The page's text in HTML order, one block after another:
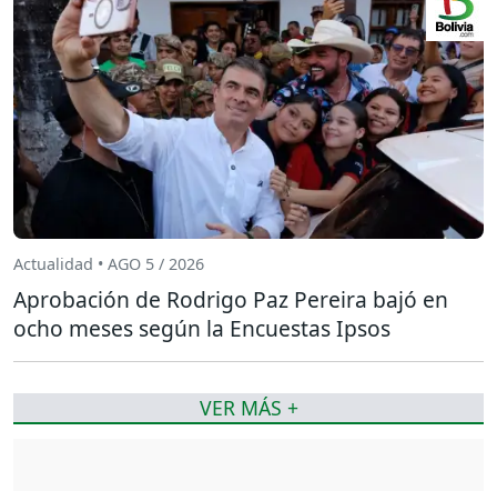
Actualidad • AGO 5 / 2026
Aprobación de Rodrigo Paz Pereira bajó en
ocho meses según la Encuestas Ipsos
VER MÁS +